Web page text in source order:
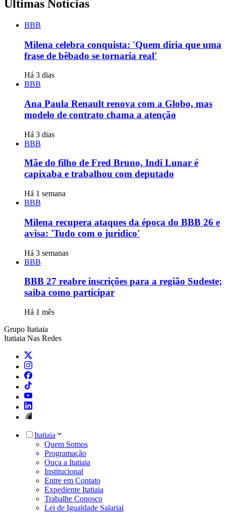
Últimas Notícias
BBB
Milena celebra conquista: 'Quem diria que uma
frase de bêbado se tornaria real'
Há 3 dias
BBB
Ana Paula Renault renova com a Globo, mas
modelo de contrato chama a atenção
Há 3 dias
BBB
Mãe do filho de Fred Bruno, Indi Lunar é
capixaba e trabalhou com deputado
Há 1 semana
BBB
Milena recupera ataques da época do BBB 26 e
avisa: 'Tudo com o jurídico'
Há 3 semanas
BBB
BBB 27 reabre inscrições para a região Sudeste;
saiba como participar
Há 1 mês
Grupo Itatiaia
Itatiaia Nas Redes
Itatiaia
Quem Somos
Programação
Ouça a Itatiaia
Institucional
Entre em Contato
Expediente Itatiaia
Trabalhe Conosco
Lei de Igualdade Salarial